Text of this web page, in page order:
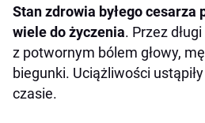
Stan zdrowia byłego cesarza
wiele do życzenia. Przez
z potwornym bólem głowy,
biegunki. Uciążliwości
czasie.